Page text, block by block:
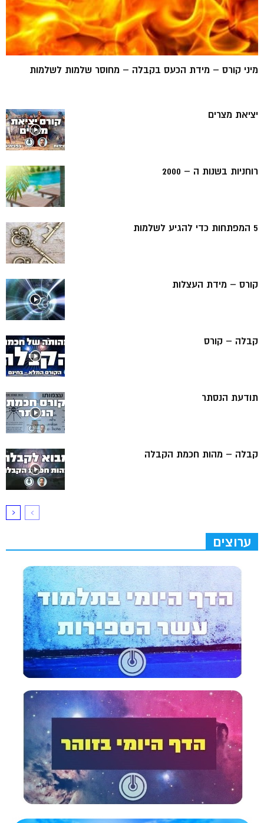
מיני קורס – מידת הכעס בקבלה – מחוסר שלמות לשלמות
יציאת מצרים
רוחניות בשנות ה – 2000
5 המפתחות כדי להגיע לשלמות
קורס – מידת העצלות
קבלה – קורס
תודעת הנסתר
קבלה – מהות חכמת הקבלה
ערוצים